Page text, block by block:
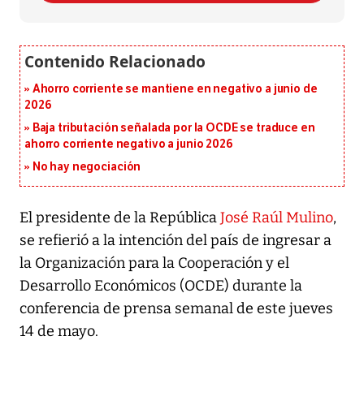
Ahorro corriente se mantiene en negativo a junio de
2026
Baja tributación señalada por la OCDE se traduce en
ahorro corriente negativo a junio 2026
No hay negociación
El presidente de la RepúblicaJosé Raúl Mulino,
se refierió a la intención del país de ingresar a
la Organización para la Cooperación y el
Desarrollo Económicos (OCDE) durante la
conferencia de prensa semanal de este jueves
14 de mayo.